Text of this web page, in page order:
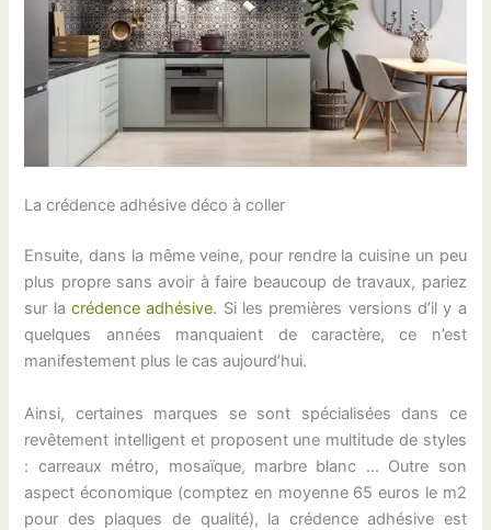
La crédence adhésive déco à coller
Ensuite, dans la même veine, pour rendre la cuisine un peu
plus propre sans avoir à faire beaucoup de travaux, pariez
sur lacrédence adhésive. Si les premières versions d’il y a
quelques années manquaient de caractère, ce n’est
manifestement plus le cas aujourd’hui.
Ainsi, certaines marques se sont spécialisées dans ce
revêtement intelligent et proposent une multitude de styles
: carreaux métro, mosaïque, marbre blanc … Outre son
aspect économique (comptez en moyenne 65 euros le m2
pour des plaques de qualité), la crédence adhésive est